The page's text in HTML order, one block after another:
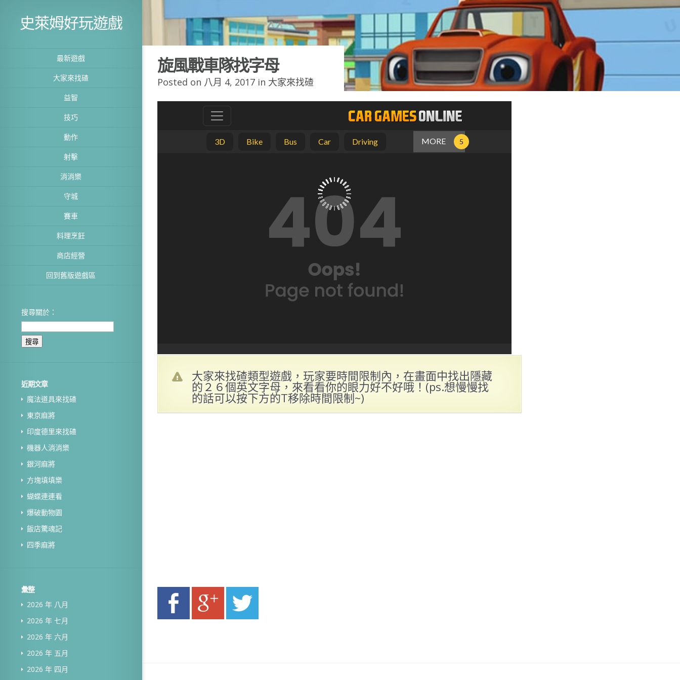
史萊姆好玩遊戲
最新遊戲
大家來找碴
益智
技巧
動作
射擊
消消樂
守城
賽車
料理烹飪
商店經營
回到舊版遊戲區
搜尋關於：
近期文章
魔法道具來找碴
東京麻將
印度德里來找碴
機器人消消樂
銀河麻將
方塊填填樂
蝴蝶連連看
爆破動物園
飯店驚魂記
四季麻將
彙整
2026 年 八月
2026 年 七月
2026 年 六月
2026 年 五月
2026 年 四月
旋風戰車隊找字母
Posted on 八月 4, 2017 in 大家來找碴
大家來找碴類型遊戲，玩家要時間限制內，在畫面中找出隱藏
的２６個英文字母，來看看你的眼力好不好哦！(ps.想慢慢找
的話可以按下方的T移除時間限制~)